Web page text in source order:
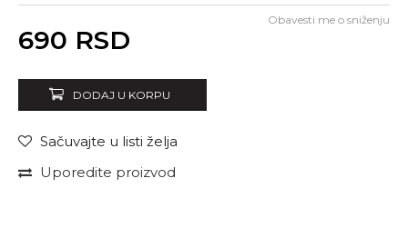
690 RSD
Obavesti me o sniženju
DODAJ U KORPU
Sačuvajte u listi želja
Uporedite proizvod